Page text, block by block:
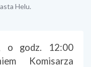
Helu.
o godz. 12:00
Komisarza